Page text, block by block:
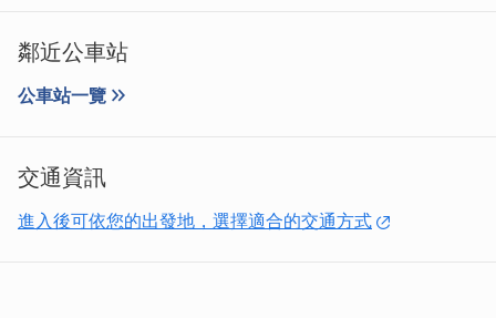
你，遇到了哪些好事 解決了多少鳥事，讓小島商號用一杯
鄰近公車站
公車站一覽
交通資訊
進入後可依您的出發地，選擇適合的交通方式